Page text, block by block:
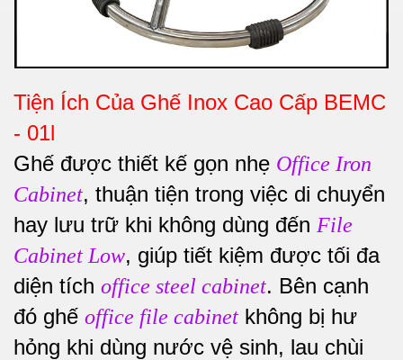
Tiện Ích Của Ghế Inox Cao Cấp BEMC
- 01l
Ghế được thiết kế gọn nhẹ Office Iron
Cabinet, thuận tiện trong việc di chuyển
hay lưu trữ khi không dùng đến File
Cabinet Low, giúp tiết kiệm được tối đa
diện tích office steel cabinet. Bên cạnh
đó ghế office file cabinet không bị hư
hỏng khi dùng nước vệ sinh, lau chùi